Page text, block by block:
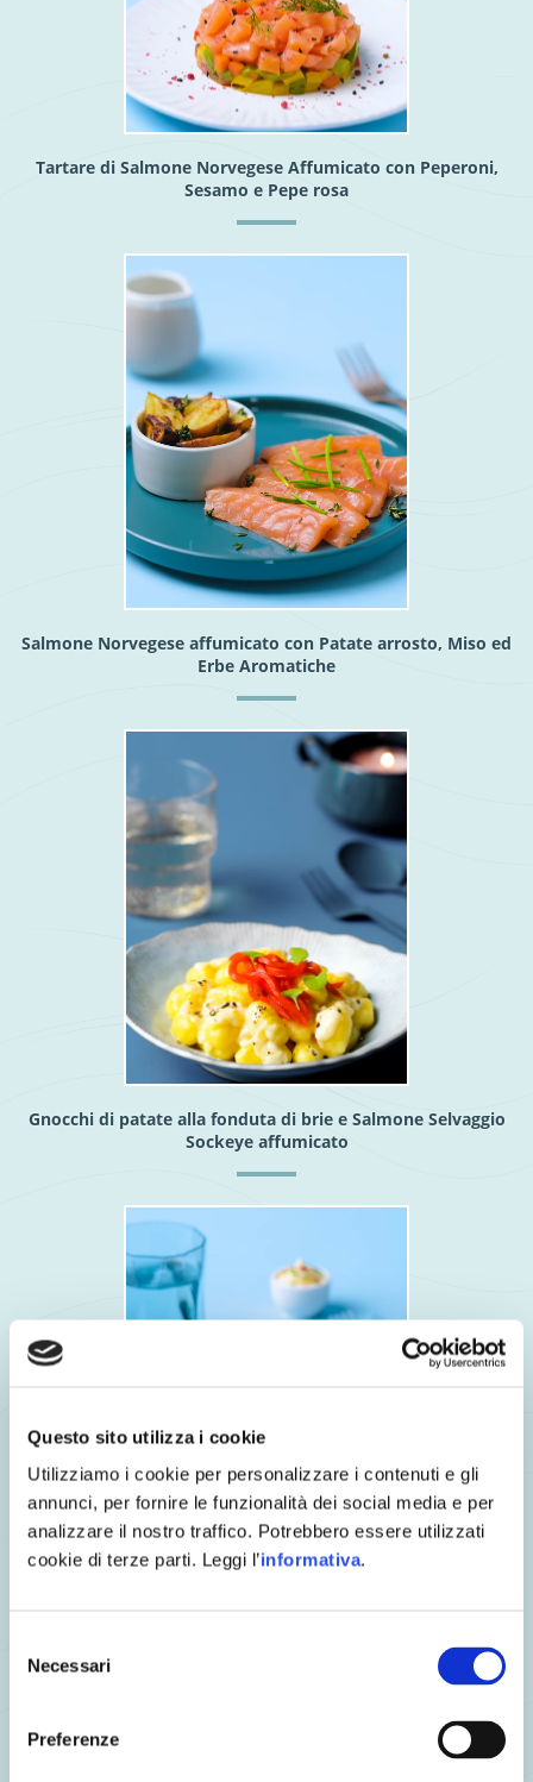
Questo sito utilizza i cookie
Utilizziamo i cookie per personalizzare i contenuti e gli
annunci, per fornire le funzionalità dei social media e per
analizzare il nostro traffico. Potrebbero essere utilizzati
cookie di terze parti. Leggi l’informativa.
delNecessari
Preferenze
Tartare di Salmone Norvegese Affumicato con Peperoni,
Sesamo e Pepe rosa
Salmone Norvegese affumicato con Patate arrosto, Miso ed
Erbe Aromatiche
Gnocchi di patate alla fonduta di brie e Salmone Selvaggio
Sockeye affumicato